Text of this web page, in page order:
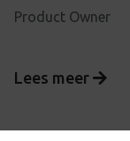
Product Owner
Lees meer